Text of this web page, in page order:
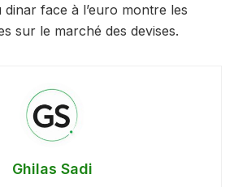
dinar face à l’euro montre les
sur le marché des devises.
Ghilas Sadi